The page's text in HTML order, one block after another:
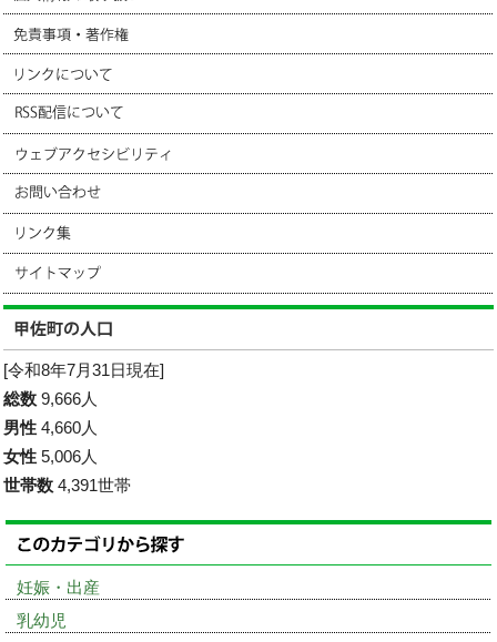
[令和8年7月31日現在]
総数 9,666人
男性 4,660人
女性 5,006人
世帯数 4,391世帯
妊娠・出産
乳幼児